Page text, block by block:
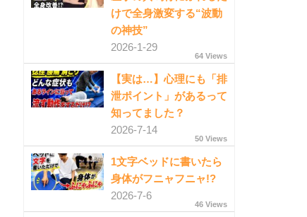
けで全身激変する“波動
の神技”
2026-1-29
64 Views
【実は…】心理にも「排
泄ポイント」があるって
知ってました？
2026-7-14
50 Views
1文字ベッドに書いたら
身体がフニャフニャ!?
2026-7-6
46 Views